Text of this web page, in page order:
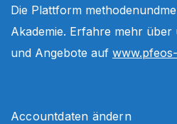
Die Plattform
Akademie. Erfahre mehr über
und Angebote auf
Accountdaten ändern